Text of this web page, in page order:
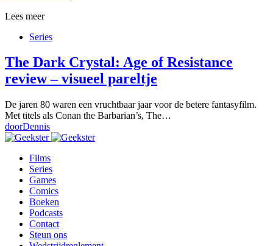
Lees meer
Series
The Dark Crystal: Age of Resistance
review – visueel pareltje
De jaren 80 waren een vruchtbaar jaar voor de betere fantasyfilm.
Met titels als Conan the Barbarian’s, The…
doorDennis
Films
Series
Games
Comics
Boeken
Podcasts
Contact
Steun ons